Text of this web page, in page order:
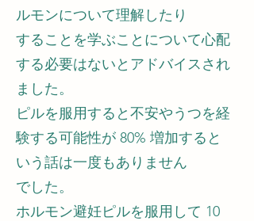
ルモンについて理解したり
することを学ぶことについて心配
する必要はないとアドバイスされ
ました。
ピルを服用すると不安やうつを経
験する可能性が 80% 増加すると
いう話は一度もありません
でした。
ホルモン避妊ピルを服用して 10